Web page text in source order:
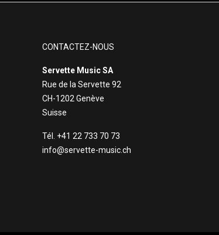
CONTACTEZ-NOUS
Servette Music SA
Rue de la Servette 92
CH-1202 Genève
Suisse
Tél. +41 22 733 70 73
info@servette-music.ch